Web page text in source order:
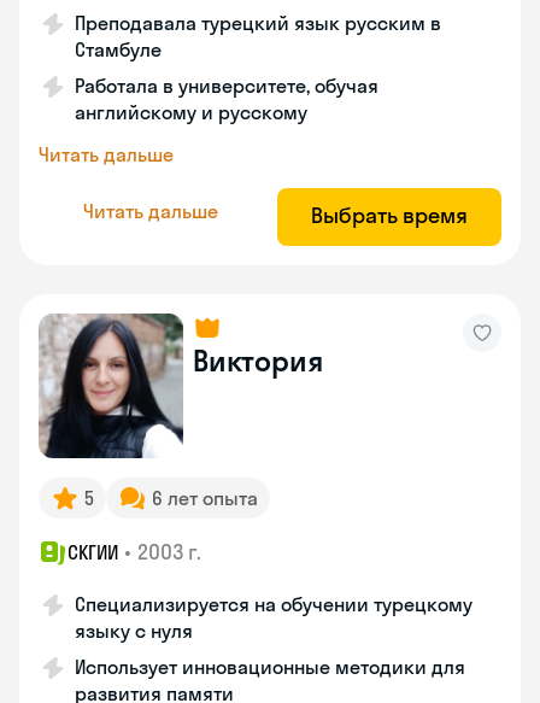
Преподавала турецкий язык русским в
Стамбуле
Работала в университете, обучая
английскому и русскому
Читать дальше
Читать дальше Выбрать время
Виктория
5 6 лет опыта
СКГИИ • 2003 г.
Специализируется на обучении турецкому
языку с нуля
Использует инновационные методики для
развития памяти